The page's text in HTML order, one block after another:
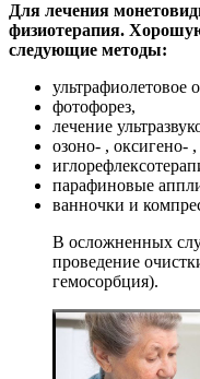
Для лечения
физиотерапия.
следующие методы:
фотофорез,
лечение
озоно- , оксигено-
парафиновые
ванночки и
В осложненных
проведение
гемосорбция).